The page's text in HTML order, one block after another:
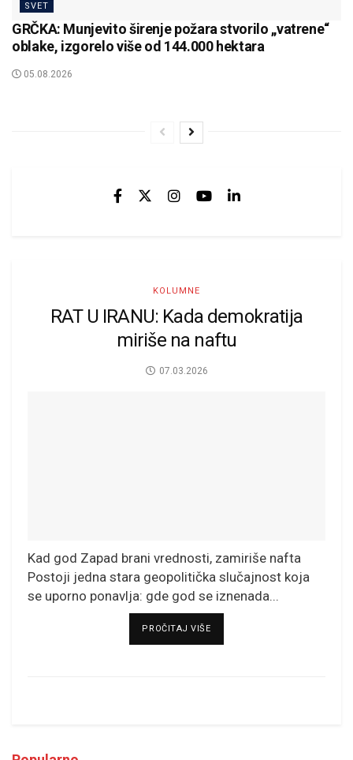
SVET
GRČKA: Munjevito širenje požara stvorilo „vatrene“
oblake, izgorelo više od 144.000 hektara
05.08.2026
KOLUMNE
RAT U IRANU: Kada demokratija
miriše na naftu
07.03.2026
Kad god Zapad brani vrednosti, zamiriše nafta
Postoji jedna stara geopolitička slučajnost koja
se uporno ponavlja: gde god se iznenada...
PROČITAJ VIŠEDETAILS